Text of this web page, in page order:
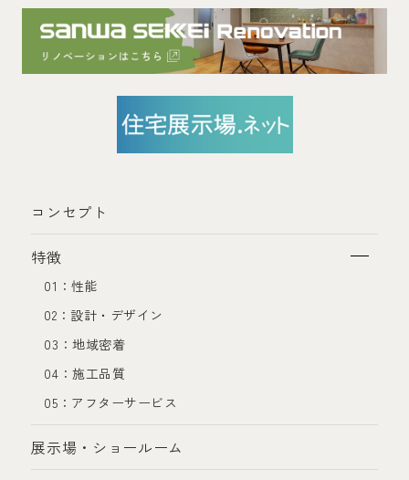
コンセプト
特徴
01：性能
02：設計・デザイン
03：地域密着
04：施工品質
05：アフターサービス
展示場・ショールーム